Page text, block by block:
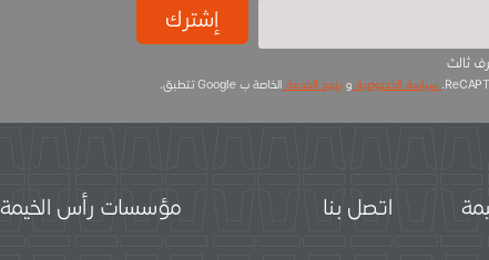
ثالث
إشترك
سياسة الخصوصية وبنود الخدمة الخاصة ب Google تتطبق.
اتصل بنا مؤسسات رأس الخيمة